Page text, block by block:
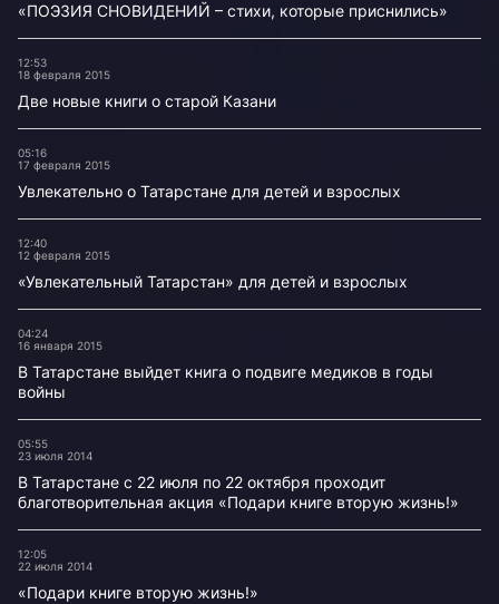
«ПОЭЗИЯ СНОВИДЕНИЙ – стихи, которые приснились»
12:53
18 февраля 2015
Две новые книги о старой Казани
05:16
17 февраля 2015
Увлекательно о Татарстане для детей и взрослых
12:40
12 февраля 2015
«Увлекательный Татарстан» для детей и взрослых
04:24
16 января 2015
В Татарстане выйдет книга о подвиге медиков в годы
войны
05:55
23 июля 2014
В Татарстане с 22 июля по 22 октября проходит
благотворительная акция «Подари книге вторую жизнь!»
12:05
22 июля 2014
«Подари книге вторую жизнь!»